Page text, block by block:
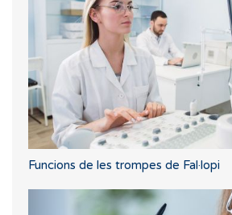
Funcions de les trompes de Fal·lopi